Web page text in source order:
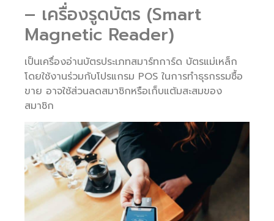
– เครื่องรูดบัตร (Smart
Magnetic Reader)
เป็นเครื่องอ่านบัตรประเภทสมาร์ทการ์ด บัตรแม่เหล็ก
โดยใช้งานร่วมกับโปรแกรม POS ในการทำธุรกรรมซื้อ
ขาย อาจใช้ส่วนลดสมาชิกหรือเก็บแต้มสะสมของ
สมาชิก